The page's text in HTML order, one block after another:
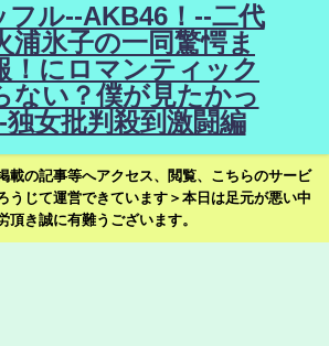
フル--AKB46！--二代
浦氷子の一同驚愕ま
！にロマンティック
ない？僕が見たかっ
独女批判殺到激闘編
載の記事等へアクセス、閲覧、こちらのサービ
うじて運営できています＞本日は足元が悪い中
頂き誠に有難うございます。